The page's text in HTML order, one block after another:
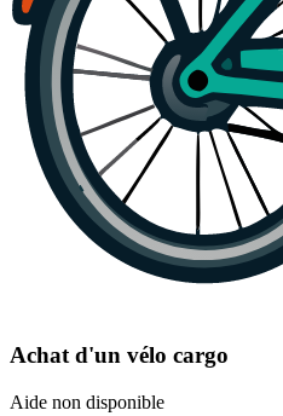
Achat d'un vélo cargo
Aide non disponible